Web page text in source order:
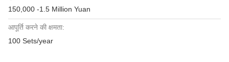
150,000 -1.5 Million Yuan
आपूर्ति करने की क्षमता:
100 Sets/year